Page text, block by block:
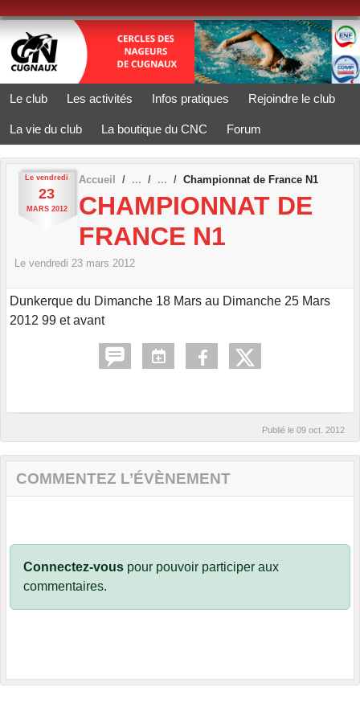
Le club Les activités Infos pratiques Rejoindre le club
La vie du club La boutique du CNC Forum
Le vendredi
23
MARS 2012
Accueil Championnat de France N1
CHAMPIONNAT DE
FRANCE N1
Le vendredi 23 mars 2012
Dunkerque du Dimanche 18 Mars au Dimanche 25 Mars
2012 99 et avant
Publié le 09 oct. 2012
COMMENTEZ L’ÉVÈNEMENT
Connectez-vous pour pouvoir participer aux
commentaires.